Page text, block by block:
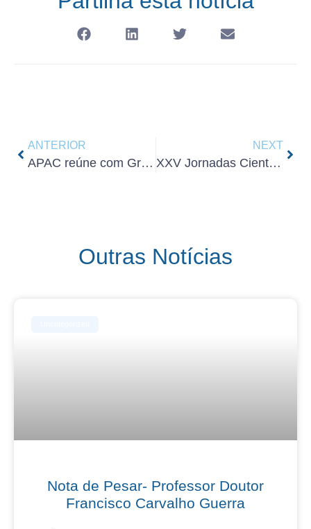
ANTERIOR
APAC reúne com Grupo Parlamentar do Partido Socialista
NEXT
XXV Jornadas Científicas de Análises Clínicas e Genética Humana – Ordem dos Farmacêuticos
Outras Notícias
Nota de Pesar- Professor Doutor
Francisco Carvalho Guerra